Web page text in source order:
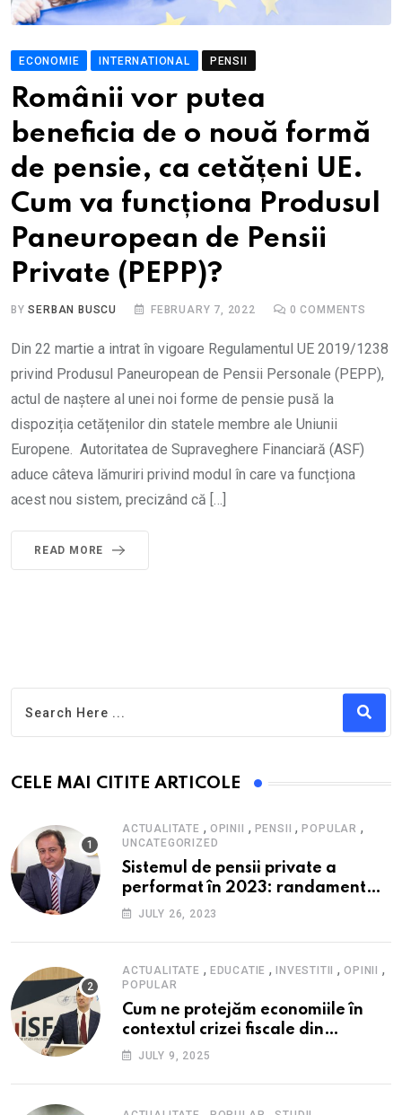
ECONOMIE INTERNATIONAL PENSII
Românii vor putea
beneficia de o nouă formă
de pensie, ca cetățeni UE.
Cum va funcționa Produsul
Paneuropean de Pensii
Private (PEPP)?
BYSERBAN BUSCU FEBRUARY 7, 2022 0 COMMENTS
Din 22 martie a intrat în vigoare Regulamentul UE 2019/1238
privind Produsul Paneuropean de Pensii Personale (PEPP),
actul de naștere al unei noi forme de pensie pusă la
dispoziția cetățenilor din statele membre ale Uniunii
Europene. Autoritatea de Supraveghere Financiară (ASF)
aduce câteva lămuriri privind modul în care va funcționa
acest nou sistem, precizând că […]
READ MORE
CELE MAI CITITE ARTICOLE
ACTUALITATE , OPINII , PENSII ,POPULAR ,
UNCATEGORIZED
Sistemul de pensii private a
performat în 2023: randament
peste inflație, active și plăți la
cadrul ofertei Hidroelectrica,
reziliența la crize
JULY 26, 2023
ACTUALITATE , EDUCATIE , INVESTITII ,OPINII ,
POPULAR
Cum ne protejăm economiile în
contextul crizei fiscale din
România- Valentin Ionescu,
Financiare (ISF)
JULY 9, 2025